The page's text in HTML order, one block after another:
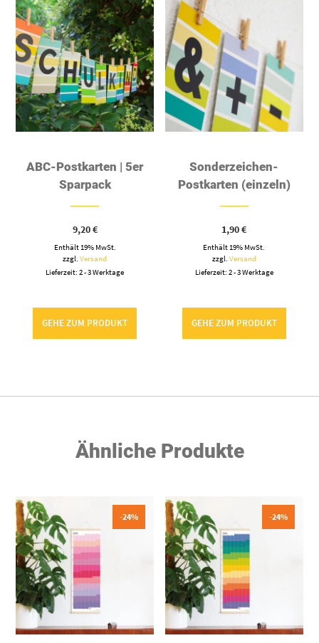
ABC-Postkarten | 5er
Sparpack
9,20€
Enthält 19% MwSt.
zzgl.Versand
Lieferzeit: 2 - 3 Werktage
GEHE ZUM PRODUKT
Sonderzeichen-
Postkarten (einzeln)
1,90€
Enthält 19% MwSt.
zzgl. Versand
Lieferzeit: 2 - 3 Werktage
GEHE ZUM PRODUKT
Ähnliche Produkte
-24% -24%